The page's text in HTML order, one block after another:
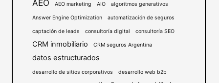
AEO AEO marketing AIO algoritmos generativos
Answer Engine Optimization automatización de seguros
captación de leads consultoría digital consultoría SEO
CRM inmobiliario CRM seguros Argentina
datos estructurados
desarrollo de sitios corporativos desarrollo web b2b